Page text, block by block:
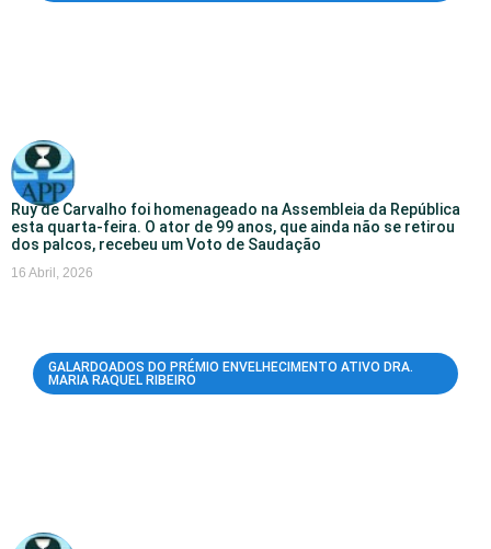
Ruy de Carvalho foi homenageado na Assembleia da República
esta quarta-feira. O ator de 99 anos, que ainda não se retirou
dos palcos, recebeu um Voto de Saudação
16 Abril, 2026
GALARDOADOS DO PRÉMIO ENVELHECIMENTO ATIVO DRA.
MARIA RAQUEL RIBEIRO